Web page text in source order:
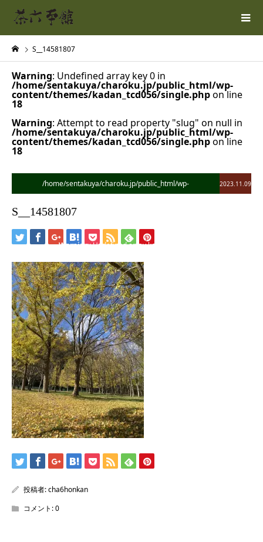
S__14581807
Warning: Undefined array key 0 in
/home/sentakuya/charoku.jp/public_html/wp-
content/themes/kadan_tcd056/single.phpon line
18
Warning: Attempt to read property "slug" on null in
/home/sentakuya/charoku.jp/public_html/wp-
content/themes/kadan_tcd056/single.phpon line
18
/home/sentakuya/charoku.jp/public_html/wp-
Warning: Undefined array key 0 in
/home/sentakuya/charoku.jp/public_html/wp-
content/themes/kadan_tcd056/single.php
Warning: Attempt to read property "name" on null in
/home/sentakuya/charoku.jp/public_html/wp-
content/themes/kadan_tcd056/single.php
2023.11.09
S__14581807
投稿者:cha6honkan
コメント:0